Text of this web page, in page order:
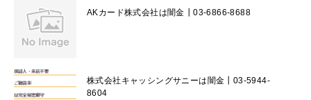
AKカード株式会社は闇金┃03-6866-8688
株式会社キャッシングサニーは闇金┃03-5944-
8604